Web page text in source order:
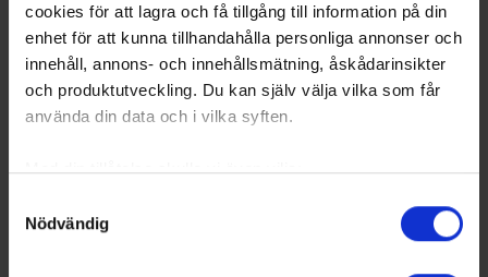
cookies för att lagra och få tillgång till information på din
enhet för att kunna tillhandahålla personliga annonser och
innehåll, annons- och innehållsmätning, åskådarinsikter
och produktutveckling. Du kan själv välja vilka som får
använda din data och i vilka syften.
Med din tillåtelse skulle vi även vilja:
som kan ha en noggrannhet på upp till flera meter
Nödvändig
Regional anläggningsträff - en plats att